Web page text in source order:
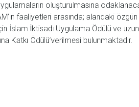
oluşturulmasına
faaliyetleri arasında; alandaki
İslam İktisadı Uygulama Ödülü ve
Katkı Ödülü’verilmesi bulunmaktadır.